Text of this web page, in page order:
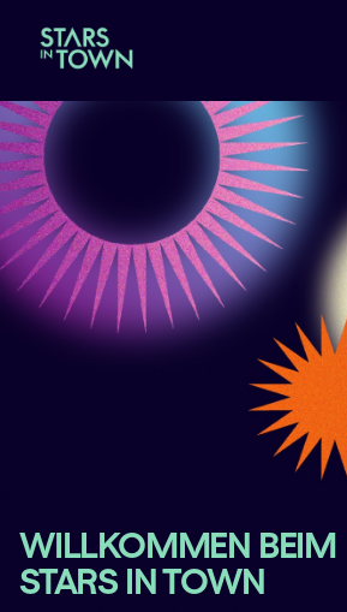
WILLKOMMEN BEIM
STARS IN TOWN